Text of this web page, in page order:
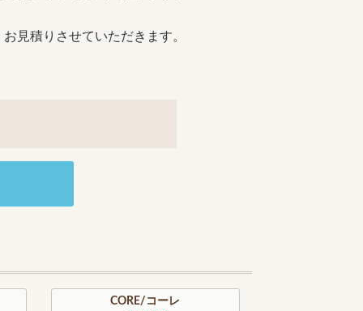
見積りさせていただきます。
CORE/コーレ